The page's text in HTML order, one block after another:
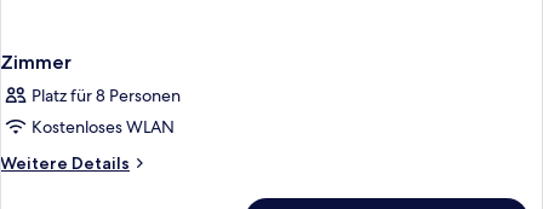
Zimmer
Platz für 8 Personen
Kostenloses WLAN
Weitere Details
Weitere